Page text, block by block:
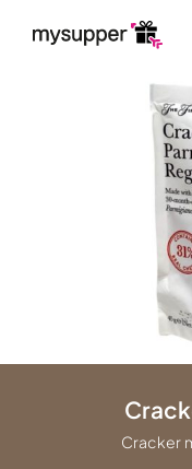
Inhalt
Cracker